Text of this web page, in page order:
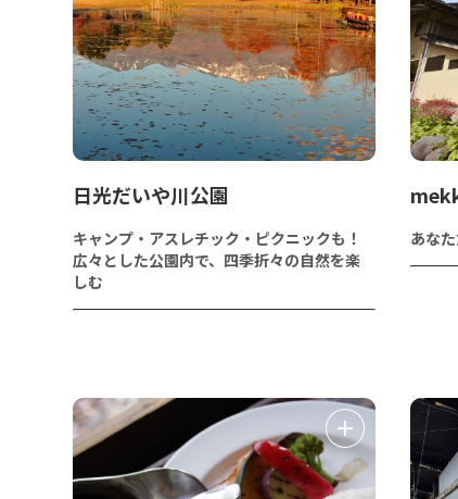
日光だいや川公園
キャンプ・アスレチック・ピクニックも！
広々とした公園内で、四季折々の自然を楽
しむ
あな